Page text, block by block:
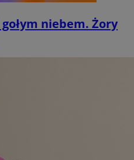
niebem. Żory